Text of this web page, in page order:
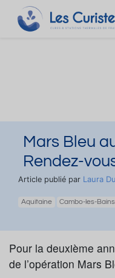
Mars Bleu
Rendez-
Article publié par Laura
Aquitaine Cambo-les-Bains
Pour la deuxième
de l’opération Mars